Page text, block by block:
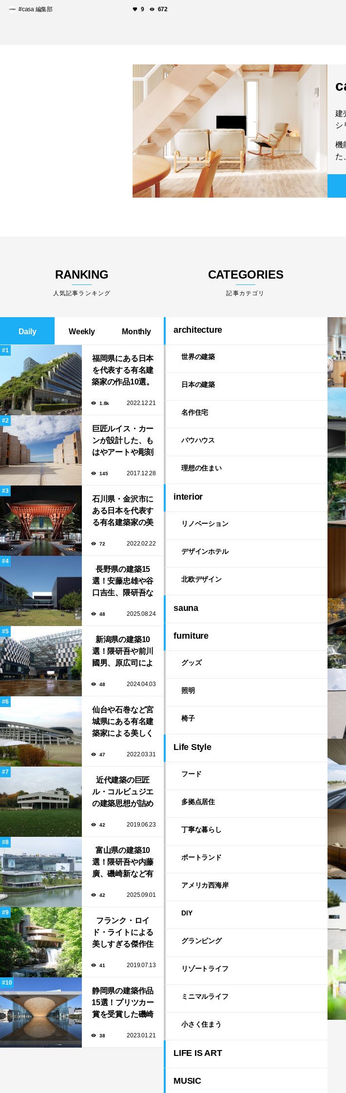
#casa 編集部 9 672
建
シ
機
た
RANKING
人気記事ランキング
Daily Weekly Monthly
福岡県にある日本
を代表する有名建
築家の作品10選。
タバから磯崎新に
1.8k 2022.12.21
巨匠ルイス・カー
ンが設計した、も
はやアートや彫刻
研究所」。
145 2017.12.28
石川県・金沢市に
ある日本を代表す
る有名建築家の美
72 2022.02.22
長野県の建築15
選！安藤忠雄や谷
口吉生、隈研吾な
る豊かな自然と調
共施設！
48 2025.08.24
新潟県の建築10
選！隈研吾や前川
國男、原広司によ
染む至極の建築揃
48 2024.04.03
仙台や石巻など宮
城県にある有名建
築家による美しく
品13選
47 2022.03.31
近代建築の巨匠
ル・コルビュジエ
の建築思想が詰め
「サヴォア邸」
42 2019.06.23
富山県の建築10
選！隈研吾や内藤
廣、磯崎新など有
然と調和する美術
公共施設など！
42 2025.09.01
フランク・ロイ
ド・ライトによる
美しすぎる傑作住
ーリング・ウォー
41 2019.07.13
静岡県の建築作品
15選！プリツカー
賞を受賞した磯崎
建築家が手掛けた
38 2023.01.21
CATEGORIES
architecture
世界の建築
日本の建築
名作住宅
バウハウス
理想の住まい
interior
リノベーション
デザインホテル
北欧デザイン
sauna
furniture
グッズ
照明
椅子
Life Style
フード
多拠点居住
丁寧な暮らし
ポートランド
アメリカ西海岸
DIY
グランピング
リゾートライフ
ミニマルライフ
小さく住まう
LIFE IS ART
MUSIC